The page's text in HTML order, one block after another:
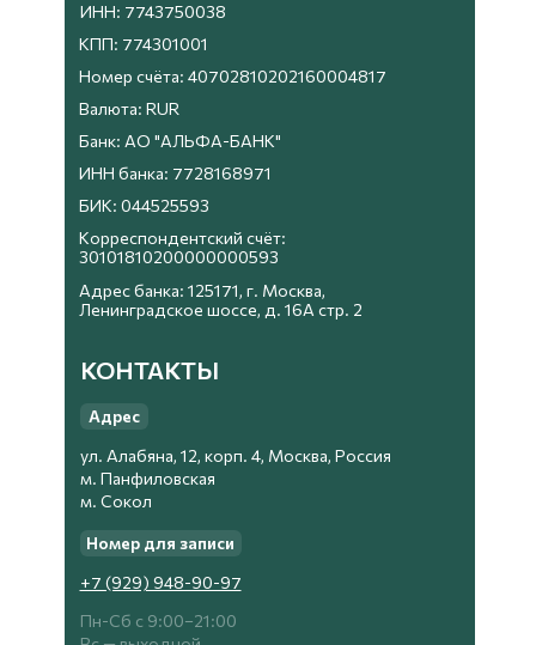
ИНН: 7743750038
Валюта: RUR
Номер счёта: 40702810202160004817
КПП: 774301001
Банк: АО "АЛЬФА-БАНК"
Корреспондентский счёт:
30101810200000000593
Адрес банка: 125171, г. Москва,
Ленинградское шоссе, д. 16А стр. 2
БИК: 044525593
ИНН банка: 7728168971
КОНТАКТЫ
ул. Алабяна, 12, корп. 4, Москва, Россия
м. Панфиловская
м. Сокол
+7 (929) 948-90-97
Пн-Сб с 9:00−21:00
Адрес
Номер для записи